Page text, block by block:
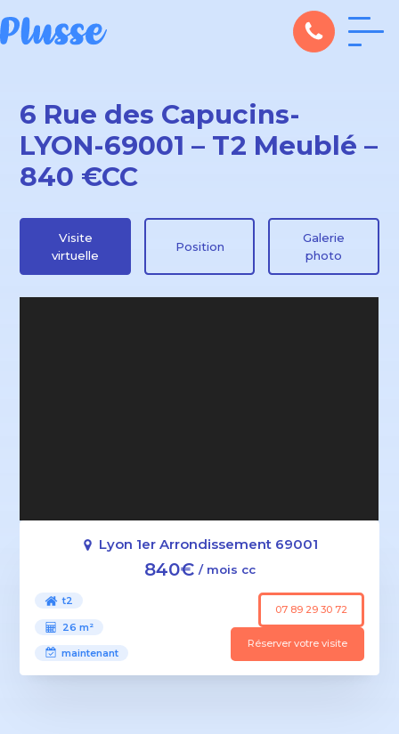
6 Rue des Capucins-
LYON-69001 – T2 Meublé –
840 €CC
Visite
virtuelle
Position
Galerie
photo
Lyon 1er Arrondissement 69001
840€ / mois cc
t2
26 m²
maintenant
07 89 29 30 72
Réserver votre visite